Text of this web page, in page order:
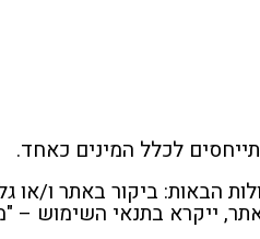
לכלל המינים כאחד.
הבאות: ביקור באתר ו/או
ייקרא בתנאי השימוש –